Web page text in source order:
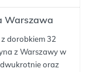
Warszawa
z dorobkiem 32
z Warszawy w
dwukrotnie oraz